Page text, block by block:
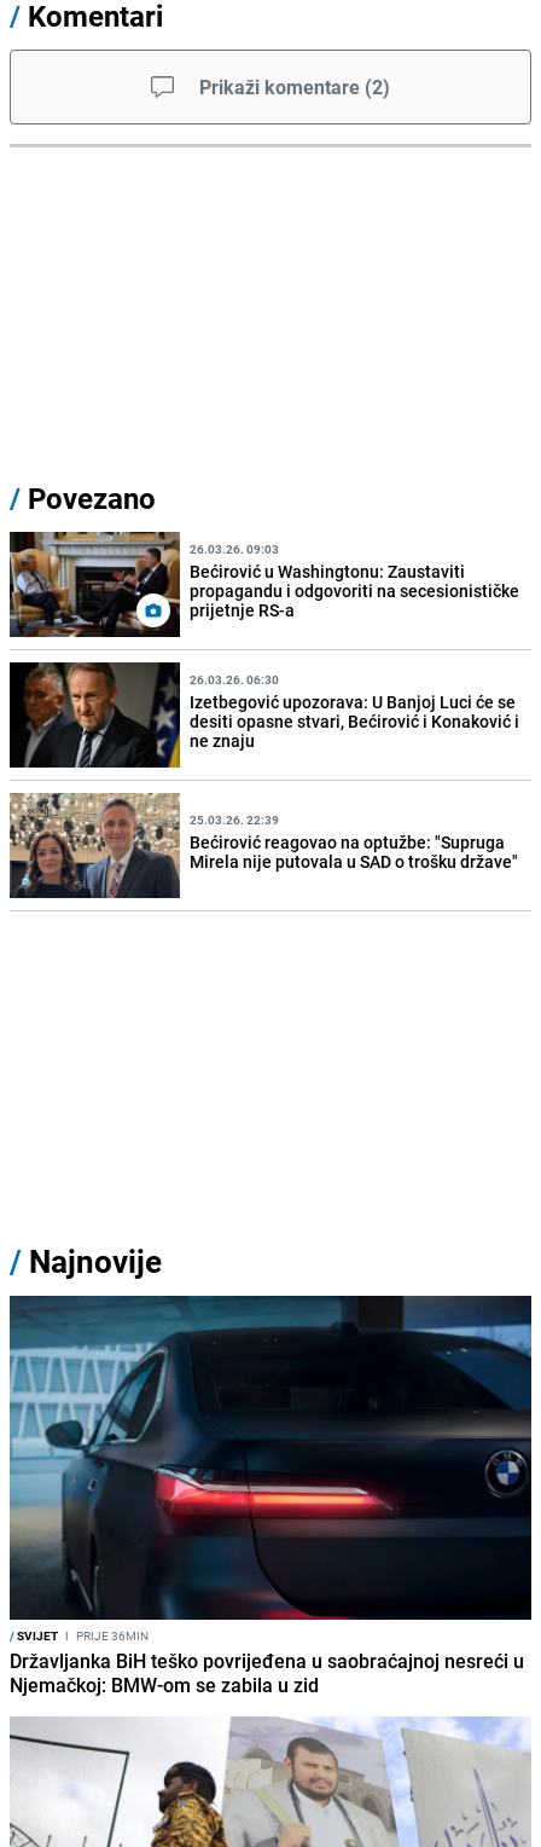
/ Komentari
Prikaži komentare (2)
/ Povezano
26.03.26. 09:03
Bećirović u Washingtonu: Zaustaviti
propagandu i odgovoriti na secesionističke
prijetnje RS-a
26.03.26. 06:30
Izetbegović upozorava: U Banjoj Luci će se
desiti opasne stvari, Bećirović i Konaković i
ne znaju
25.03.26. 22:39
Bećirović reagovao na optužbe: "Supruga
Mirela nije putovala u SAD o trošku države"
/ Najnovije
/SVIJET I PRIJE 36MIN
Državljanka BiH teško povrijeđena u saobraćajnoj nesreći u
Njemačkoj: BMW-om se zabila u zid